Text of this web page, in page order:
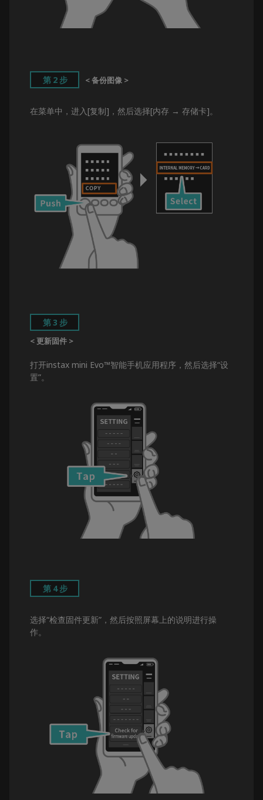
第2步 < 备份图像 >
在菜单中，进入[复制]，然后选择[内存 → 存储卡]。
第3步
< 更新固件 >
打开instax mini Evo™智能手机应用程序，然后选择“设
置”。
第4步
选择“检查固件更新”，然后按照屏幕上的说明进行操
作。